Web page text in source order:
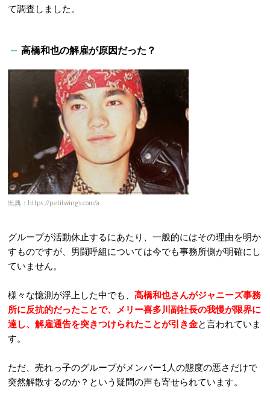
て調査しました。
高橋和也の解雇が原因だった？
出典：https://petitwings.com/a
グループが活動休止するにあたり、一般的にはその理由を明か
すものですが、男闘呼組については今でも事務所側が明確にし
ていません。
様々な憶測が浮上した中でも、 高橋和也さんがジャニーズ事務
所に反抗的だったことで、メリー喜多川副社長の我慢が限界に
達し、解雇通告を突きつけられたことが引き金と言われていま
す。
ただ、売れっ子のグループがメンバー1人の態度の悪さだけで
突然解散するのか？という疑問の声も寄せられています。